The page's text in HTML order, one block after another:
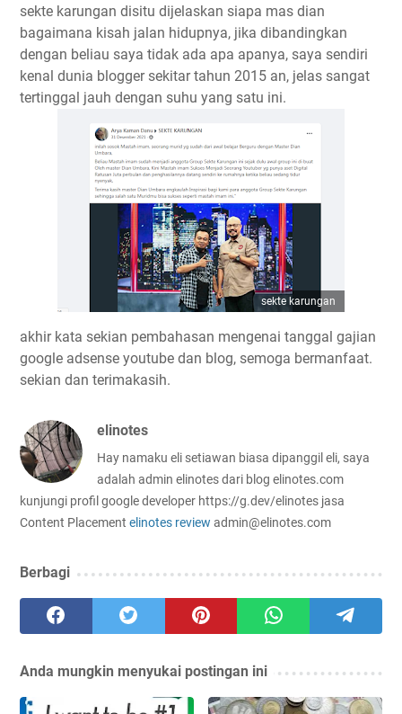
sekte karungan disitu dijelaskan siapa mas dian
bagaimana kisah jalan hidupnya, jika dibandingkan
dengan beliau saya tidak ada apa apanya, saya sendiri
kenal dunia blogger sekitar tahun 2015 an, jelas sangat
tertinggal jauh dengan suhu yang satu ini.
sekte karungan
akhir kata sekian pembahasan mengenai tanggal gajian
google adsense youtube dan blog, semoga bermanfaat.
sekian dan terimakasih.
elinotes
Hay namaku eli setiawan biasa dipanggil eli, saya
adalah admin elinotes dari blog elinotes.com
kunjungi profil google developer https://g.dev/elinotes jasa
Content Placement elinotes review admin@elinotes.com
Berbagi
Anda mungkin menyukai postingan ini